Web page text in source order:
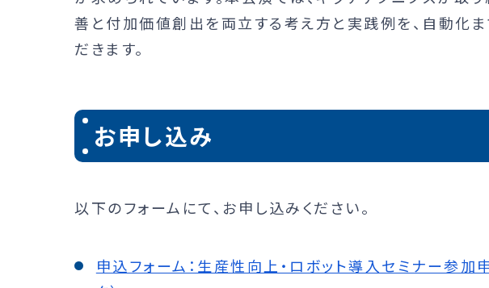
善と付加価値創出を両立する考え方と実践例を、自動化
だきます。
お申し込み
以下のフォームにて、お申し込みください。
申込フォーム：生産性向上・ロボット導入セミナー参加